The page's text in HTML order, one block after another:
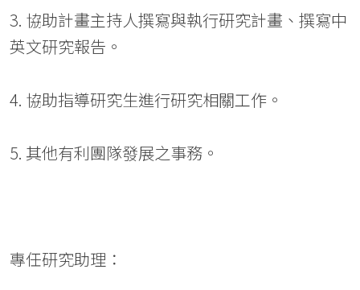
3. 協助計畫主持人撰寫與執行研究計畫、撰寫中
英文研究報告。
4. 協助指導研究生進行研究相關工作。
5. 其他有利團隊發展之事務。
專任研究助理：